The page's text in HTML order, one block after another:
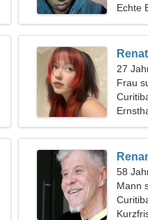
Echte
27
Frau
58
Mann